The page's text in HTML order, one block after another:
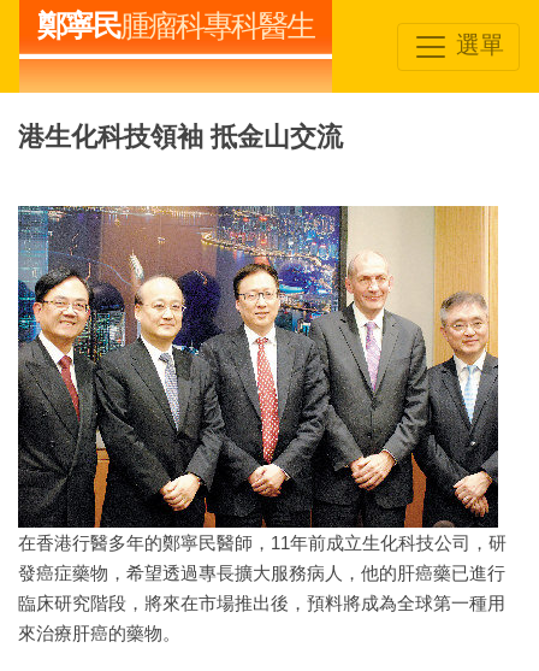
鄭寧民腫瘤科專科醫生 選單
港生化科技領袖 抵金山交流
在香港行醫多年的鄭寧民醫師，11年前成立生化科技公司，研
發癌症藥物，希望透過專長擴大服務病人，他的肝癌藥已進行
臨床研究階段，將來在市場推出後，預料將成為全球第一種用
來治療肝癌的藥物。